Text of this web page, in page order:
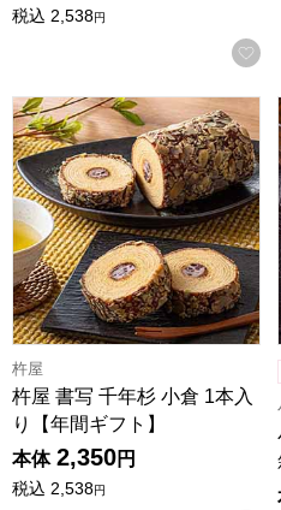
税込 2,538円
お
杵屋 書写 千年杉 小倉 1本入り
杵屋
杵屋 書写 千年杉 小倉 1本入
り【年間ギフト】
本体 2,350円
税込 2,538円